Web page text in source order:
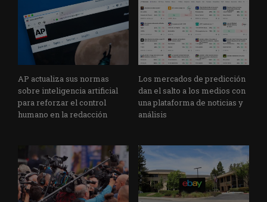
AP actualiza sus normas
sobre inteligencia artificial
para reforzar el control
humano en la redacción
Los mercados de predicción
dan el salto a los medios con
una plataforma de noticias y
análisis